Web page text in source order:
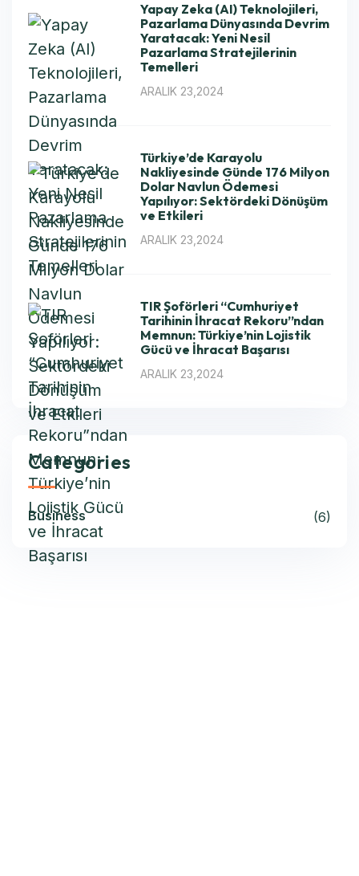
Yapay Zeka (AI) Teknolojileri,
Pazarlama Dünyasında Devrim
Yaratacak: Yeni Nesil
Pazarlama Stratejilerinin
Temelleri
ARALIK 23,2024
Türkiye’de Karayolu
Nakliyesinde Günde 176 Milyon
Dolar Navlun Ödemesi
Yapılıyor: Sektördeki Dönüşüm
ve Etkileri
ARALIK 23,2024
TIR Şoförleri “Cumhuriyet
Tarihinin İhracat Rekoru”ndan
Memnun: Türkiye’nin Lojistik
Gücü ve İhracat Başarısı
ARALIK 23,2024
Categories
Business (6)